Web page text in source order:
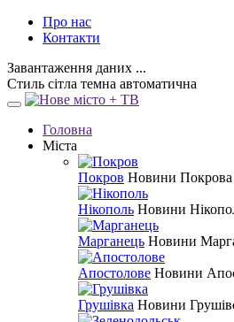
Про нас
Контакти
Завантаження даних ...
Стиль сітла темна автоматична
Головна
Міста
Покров Новини Покрова
Нікополь Новини
Марганець Новини
Апостолове Новини
Грушівка Новини